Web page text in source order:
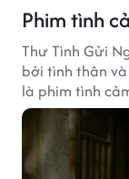
Phim tình
Thư Tình Gửi
bởi tình thân
là phim tình